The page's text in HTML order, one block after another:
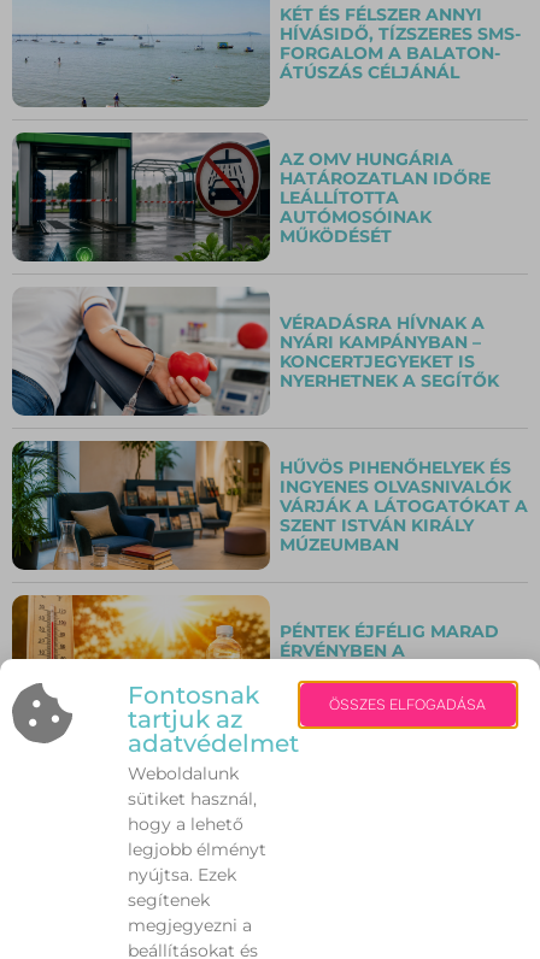
KÉT ÉS FÉLSZER ANNYI
HÍVÁSIDŐ, TÍZSZERES SMS-
FORGALOM A BALATON-
ÁTÚSZÁS CÉLJÁNÁL
AZ OMV HUNGÁRIA
HATÁROZATLAN IDŐRE
LEÁLLÍTOTTA
AUTÓMOSÓINAK
MŰKÖDÉSÉT
VÉRADÁSRA HÍVNAK A
NYÁRI KAMPÁNYBAN –
KONCERTJEGYEKET IS
NYERHETNEK A SEGÍTŐK
HŰVÖS PIHENŐHELYEK ÉS
INGYENES OLVASNIVALÓK
VÁRJÁK A LÁTOGATÓKAT A
SZENT ISTVÁN KIRÁLY
MÚZEUMBAN
PÉNTEK ÉJFÉLIG MARAD
ÉRVÉNYBEN A
HŐSÉGRIASZTÁS
Fontosnak
tartjuk az
adatvédelmet
Weboldalunk
sütiket használ,
hogy a lehető
legjobb élményt
nyújtsa. Ezek
segítenek
megjegyezni a
beállításokat és
ÖSSZES ELFOGADÁSA